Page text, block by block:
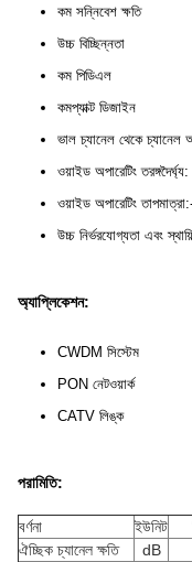
কম সন্নিবেশ ক্ষতি
উচ্চ বিচ্ছিন্নতা
কম পিডিএল
কমপ্যাক্ট ডিজাইন
ভাল চ্যানেল থেকে চ্যানেল
ওয়াইড অপারেটিং
ওয়াইড অপারেটিং
উচ্চ নির্ভরযোগ্যতা এবং
অ্যাপ্লিকেশন:
CWDM সিস্টেম
PON নেটওয়ার্ক
CATV লিঙ্ক
পরামিতি:
বর্ণনা ইউনিট
ঐচ্ছিক চ্যানেল ক্ষতি
dB